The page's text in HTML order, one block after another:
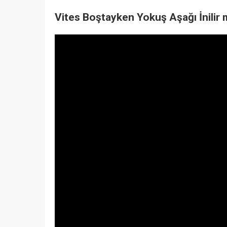
Vites Boştayken Yokuş Aşağı İnilir